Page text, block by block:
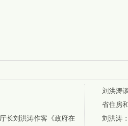
长刘洪涛作客《政府在
刘洪涛
省住房
系统政
刘洪涛